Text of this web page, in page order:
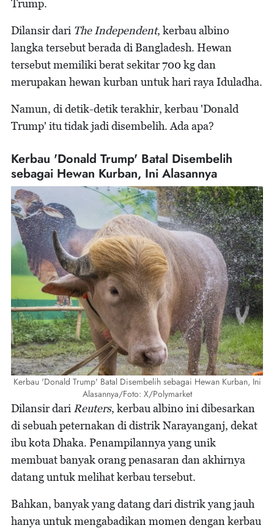
Trump.
Dilansir dari The Independent, kerbau albino
langka tersebut berada di Bangladesh. Hewan
tersebut memiliki berat sekitar 700 kg dan
merupakan hewan kurban untuk hari raya Iduladha.
Namun, di detik-detik terakhir, kerbau 'Donald
Trump' itu tidak jadi disembelih. Ada apa?
Kerbau 'Donald Trump' Batal Disembelih
sebagai Hewan Kurban, Ini Alasannya
Kerbau 'Donald Trump' Batal Disembelih sebagai Hewan Kurban, Ini
Alasannya/Foto: X/Polymarket
Dilansir dari Reuters, kerbau albino ini dibesarkan
di sebuah peternakan di distrik Narayanganj, dekat
ibu kota Dhaka. Penampilannya yang unik
membuat banyak orang penasaran dan akhirnya
datang untuk melihat kerbau tersebut.
Bahkan, banyak yang datang dari distrik yang jauh
hanya untuk mengabadikan momen dengan kerbau